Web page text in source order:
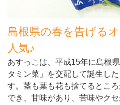
島根県の春を告げる
人気♪
あすっこは、平成15年に島根
タミン菜」を交配して誕生し
す。茎も葉も花も捨てるとこ
でき、甘味があり、苦味やク